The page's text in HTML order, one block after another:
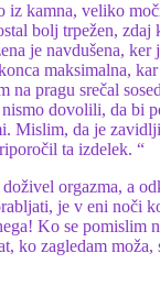
iz kamna, veliko
bolj trpežen, zdaj
je navdušena, ker
maksimalna,
na pragu srečal
dovolili, da bi
Mislim, da je
ta izdelek. “
doživel orgazma, a
je v eni noči
Ko se pomislim
ko zagledam moža,